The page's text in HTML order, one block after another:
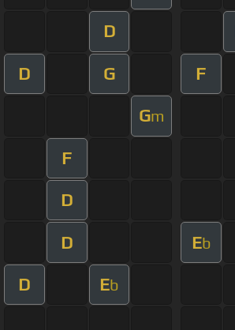
D
D G F
Gm
F
D
D Eb
D Eb